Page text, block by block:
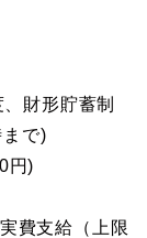
財形貯蓄制
で)
円)
費支給（上限